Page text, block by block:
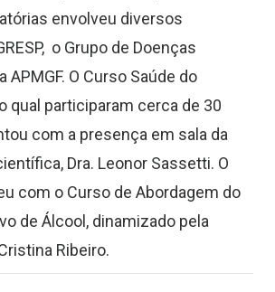
envolveu diversos
o Grupo de Doenças
APMGF. O Curso Saúde do
qual participaram cerca de 30
com a presença em sala da
Dra. Leonor Sassetti. O
com o Curso de Abordagem do
de Álcool, dinamizado pela
Ribeiro.